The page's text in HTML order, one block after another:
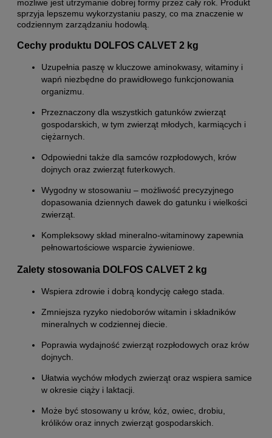
możliwe jest utrzymanie dobrej formy przez cały rok. Produkt
sprzyja lepszemu wykorzystaniu paszy, co ma znaczenie w
codziennym zarządzaniu hodowlą.
Cechy produktu DOLFOS CALVET 2 kg
Uzupełnia paszę w kluczowe aminokwasy, witaminy i
wapń niezbędne do prawidłowego funkcjonowania
organizmu.
Przeznaczony dla wszystkich gatunków zwierząt
gospodarskich, w tym zwierząt młodych, karmiących i
ciężarnych.
Odpowiedni także dla samców rozpłodowych, krów
dojnych oraz zwierząt futerkowych.
Wygodny w stosowaniu – możliwość precyzyjnego
dopasowania dziennych dawek do gatunku i wielkości
zwierząt.
Kompleksowy skład mineralno-witaminowy zapewnia
pełnowartościowe wsparcie żywieniowe.
Zalety stosowania DOLFOS CALVET 2 kg
Wspiera zdrowie i dobrą kondycję całego stada.
Zmniejsza ryzyko niedoborów witamin i składników
mineralnych w codziennej diecie.
Poprawia wydajność zwierząt rozpłodowych oraz krów
dojnych.
Ułatwia wychów młodych zwierząt oraz wspiera samice
w okresie ciąży i laktacji.
Może być stosowany u krów, kóz, owiec, drobiu,
królików oraz innych zwierząt gospodarskich.